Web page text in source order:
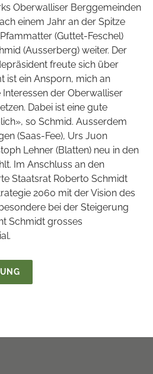
Oberwalliser Berggemeinden
einem Jahr an der Spitze
(Guttet-Feschel)
(Ausserberg) weiter. Der
freute sich über
ist ein Ansporn, mich an
der Oberwalliser
Dabei ist eine gute
so Schmid. Ausserdem
(Saas-Fee), Urs Juon
Lehner (Blatten) neu in den
Im Anschluss an den
Staatsrat Roberto Schmidt
2060 mit der Vision des
bei der Steigerung
Schmidt grosses